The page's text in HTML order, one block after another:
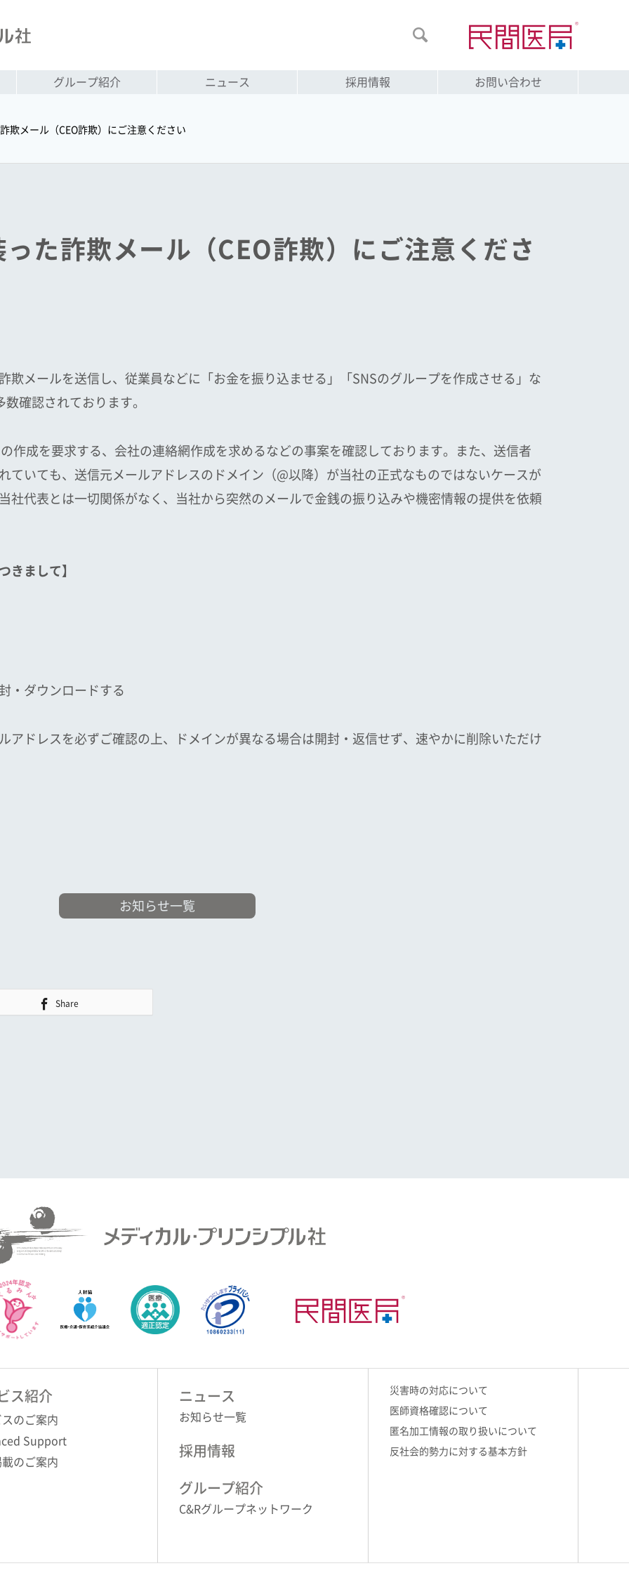

グループ紹介 ニュース 採用情報 お問い合わせ
欺メール（CEO詐欺）にご注意ください
た詐欺メール（CEO詐欺）にご注意くださ
欺メールを送信し、従業員などに「お金を振り込ませる」「SNSのグループを作成させる」な
確認されております。
作成を要求する、会社の連絡網作成を求めるなどの事案を確認しております。また、送信者
ていても、送信元メールアドレスのドメイン（@以降）が当社の正式なものではないケースが
社代表とは一切関係がなく、当社から突然のメールで金銭の振り込みや機密情報の提供を依頼
きまして】
・ダウンロードする
アドレスを必ずご確認の上、ドメインが異なる場合は開封・返信せず、速やかに削除いただけ
お知らせ一覧
Share
ス紹介
のご案内
Support
のご案内
ニュース
お知らせ一覧
採用情報
グループ紹介
C&Rグループネットワーク
災害時の対応について
医師資格確認について
匿名加工情報の取り扱いについて
反社会的勢力に対する基本方針